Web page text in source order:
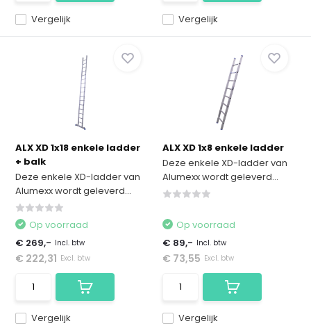
Vergelijk Vergelijk
ALX XD 1x18 enkele ladder
+ balk
Deze enkele XD-ladder van
Alumexx wordt geleverd...
Vergelijk
Op voorraad
€ 269,- Incl. btw
€ 222,31 Excl. btw
ALX XD 1x8 enkele ladder
Deze enkele XD-ladder van
Alumexx wordt geleverd...
Vergelijk
Op voorraad
€ 89,- Incl. btw
€ 73,55 Excl. btw